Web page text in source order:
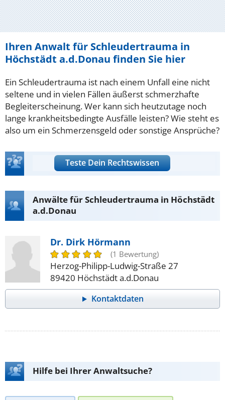
Ihren Anwalt für Schleudertrauma in
Höchstädt a.d.Donau finden Sie hier
Ein Schleudertrauma ist nach einem Unfall eine nicht
seltene und in vielen Fällen äußerst schmerzhafte
Begleiterscheinung. Wer kann sich heutzutage noch
lange krankheitsbedingte Ausfälle leisten? Wie steht es
also um ein Schmerzensgeld oder sonstige Ansprüche?
Teste Dein Rechtswissen
Anwälte für Schleudertrauma in Höchstädt
a.d.Donau
Dr. Dirk Hörmann
(1 Bewertung)
Herzog-Philipp-Ludwig-Straße 27
89420 Höchstädt a.d.Donau
Kontaktdaten
Hilfe bei Ihrer Anwaltsuche?